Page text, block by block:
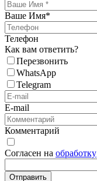
Ваше Имя*
Телефон
Как вам ответить?
Перезвонить
WhatsApp
Telegram
E-mail
Комментарий
Согласен на обработку